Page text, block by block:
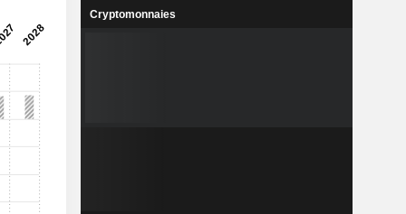
Cryptomonnaies